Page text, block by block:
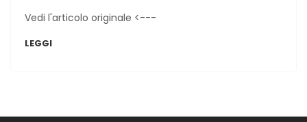
Vedi l'articolo originale <---
LEGGI